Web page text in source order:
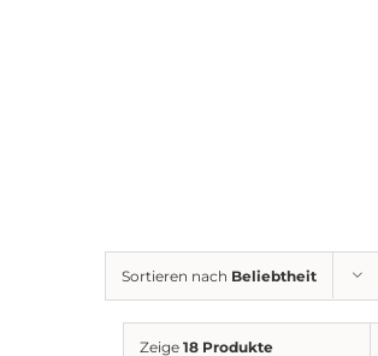
Sortieren nach Beliebtheit
Zeige 18 Produkte